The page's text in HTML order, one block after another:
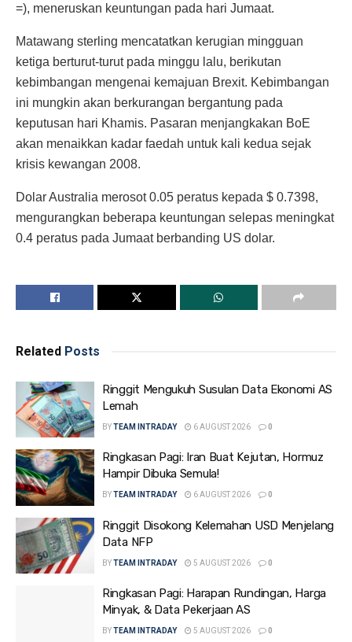
=), meneruskan keuntungan pada hari Jumaat.
Matawang sterling mencatatkan kerugian mingguan
ketiga berturut-turut pada minggu lalu, berikutan
kebimbangan mengenai kemajuan Brexit. Kebimbangan
ini mungkin akan berkurangan bergantung pada
keputusan hari Khamis. Pasaran menjangkakan BoE
akan menaikkan kadar faedah untuk kali kedua sejak
krisis kewangan 2008.
Dolar Australia merosot 0.05 peratus kepada $ 0.7398,
mengurangkan beberapa keuntungan selepas meningkat
0.4 peratus pada Jumaat berbanding US dolar.
Related Posts
Ringgit Mengukuh Susulan Data Ekonomi AS
Lemah
BYTEAM INTRADAY 6 AUGUST 2026 0
Ringkasan Pagi: Iran Buat Kejutan, Hormuz
Hampir Dibuka Semula!
BYTEAM INTRADAY 6 AUGUST 2026 0
Ringgit Disokong Kelemahan USD Menjelang
Data NFP
BYTEAM INTRADAY 5 AUGUST 2026 0
Ringkasan Pagi: Harapan Rundingan, Harga
Minyak, & Data Pekerjaan AS
BYTEAM INTRADAY 5 AUGUST 2026 0